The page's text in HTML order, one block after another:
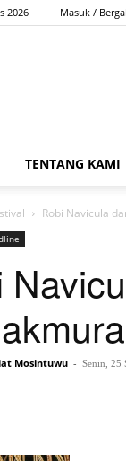
2026 Masuk /
TENTANG KAMI
Robi Navicula
Mosintuwu - Senin, 25